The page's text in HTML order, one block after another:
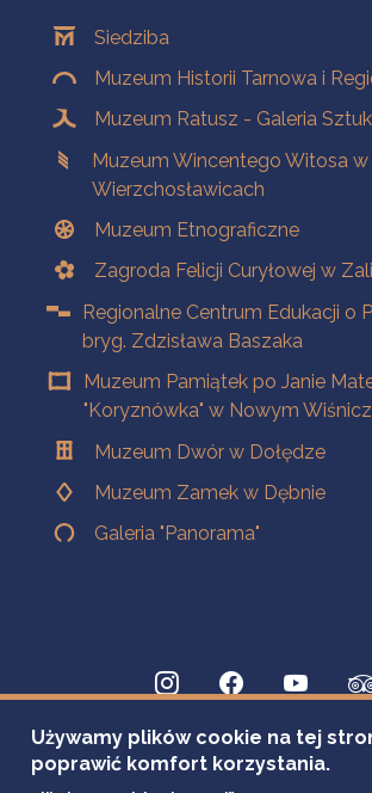
Siedziba
Muzeum Historii Tarnowa i
Muzeum Ratusz - Galeria
Muzeum Wincentego Witosa w
Wierzchosławicach
Muzeum Etnograficzne
Zagroda Felicji Curyłowej w
Regionalne Centrum Edukacji o
bryg. Zdzisława Baszaka
Muzeum Pamiątek po Janie
"Koryznówka" w Nowym
Muzeum Dwór w Dołędze
Muzeum Zamek w Dębnie
Galeria "Panorama"
Używamy plików cookie na tej
poprawić komfort korzystania.